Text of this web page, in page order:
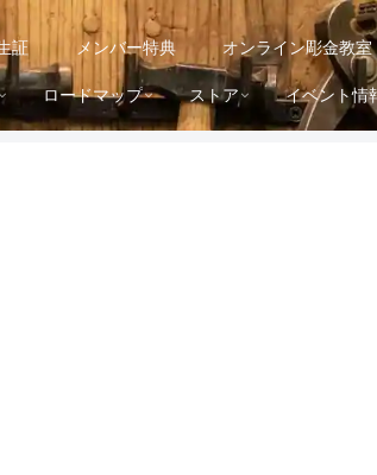
証 メンバー特典 オンライン彫金教室
ロードマップ ストア イベント情